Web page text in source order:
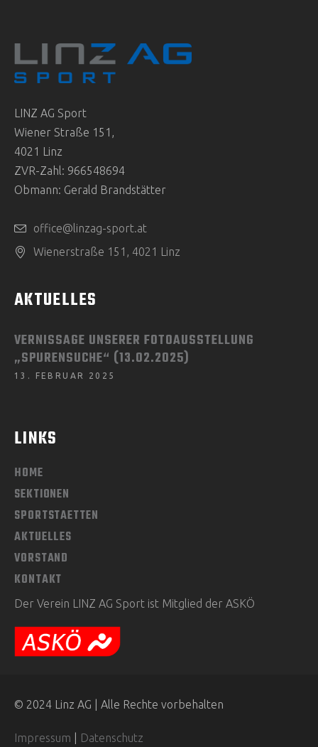
LINZ AG Sport
Wiener Straße 151,
4021 Linz
ZVR-Zahl: 966548694
Obmann: Gerald Brandstätter
office@linzag-sport.at
Wienerstraße 151, 4021 Linz
AKTUELLES
VERNISSAGE UNSERER FOTOAUSSTELLUNG
„SPURENSUCHE“ (13.02.2025)
13. FEBRUAR 2025
LINKS
HOME
SEKTIONEN
SPORTSTAETTEN
AKTUELLES
VORSTAND
KONTAKT
Der Verein LINZ AG Sport ist Mitglied der ASKÖ
© 2024 Linz AG | Alle Rechte vorbehalten
Impressum Datenschutz